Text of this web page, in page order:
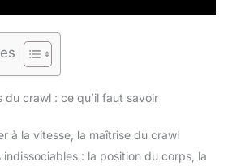
du crawl : ce qu’il faut savoir
à la vitesse, la maîtrise du crawl
: la position du corps, la